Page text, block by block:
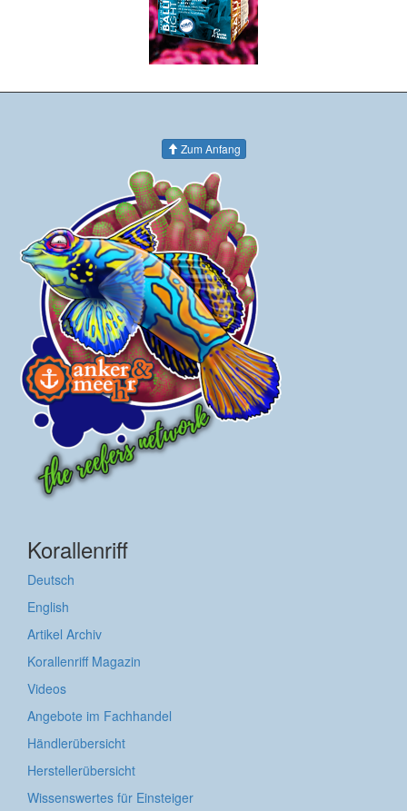
Zum Anfang
Korallenriff
Deutsch
English
Artikel Archiv
Korallenriff Magazin
Videos
Angebote im Fachhandel
Händlerübersicht
Herstellerübersicht
Wissenswertes für Einsteiger